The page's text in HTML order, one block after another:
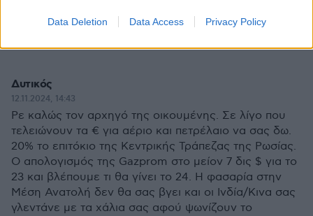
Data Deletion Data Access Privacy Policy
Ζελένσκι.
Δυτικός
12.11.2024, 14:43
Ρε καλώς τον αρχηγό της οικουμένης. Σε λίγο που
τελειώνουν τα € για αέριο και πετρέλαιο να σας δω.
20% το επιτόκιο της Κεντρικής Τράπεζας της Ρωσίας.
Ο απολογισμός της Gazprom στο μείον 7 δις $ για το
23 και βλέπουμε τι θα γίνει το 24. Η φασαρία στην
Μέση Ανατολή δεν θα σας βγει και οι Ινδία/Κινα σας
γλεντάνε με τα χάλια σας αφού ψωνίζουν το